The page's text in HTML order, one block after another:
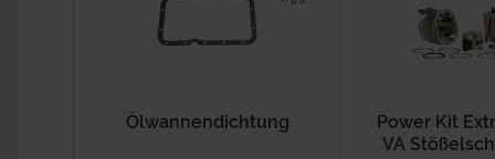
Ölwannendichtung
Power Kit
VA